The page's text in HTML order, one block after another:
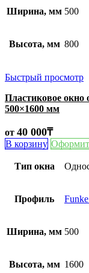
Ширина, мм 500
Высота, мм 800
Быстрый просмотр
Пластиковое окно
500×1600 мм
от 40 000₸
В корзину
Тип окна
Профиль
Ширина, мм 500
Высота, мм 1600